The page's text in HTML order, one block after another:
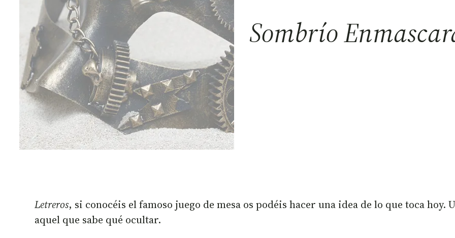
Sombrío
Letreros, si conocéis el famoso juego de mesa os podéis hacer una idea de lo que toca
aquel que sabe qué ocultar.